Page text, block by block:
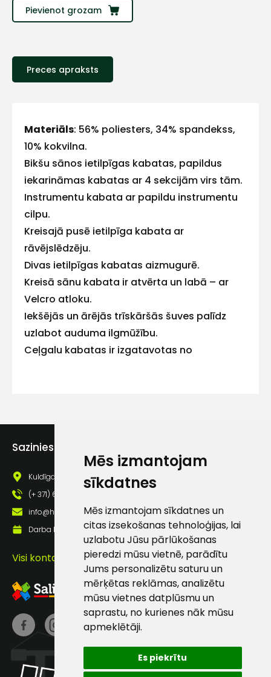
Mēs izmantojam
sīkdatnes
Mēs izmantojam sīkdatnes un
citas izsekošanas tehnoloģijas, lai
uzlabotu Jūsu pārlūkošanas
pieredzi mūsu vietnē, parādītu
Jums personalizētu saturu un
mērķētas reklāmas, analizētu
mūsu vietnes datplūsmu un
saprastu, no kurienes nāk mūsu
apmeklētāji.
Es piekrītu
Pievienot grozam
Preces apraksts
Materiāls: 56% poliesters, 34% spandekss,
10% kokvilna.
Bikšu sānos ietilpīgas kabatas, papildus
iekarināmas kabatas ar 4 sekcijām virs tām.
Instrumentu kabata ar papildu instrumentu
cilpu.
Kreisajā pusē ietilpīga kabata ar
rāvējslēdzēju.
Divas ietilpīgas kabatas aizmugurē.
Kreisā sānu kabata ir atvērta un labā – ar
Velcro atloku.
Iekšējās un ārējās trīskāršās šuves palīdz
uzlabot auduma ilgmūžību.
Ceļgalu kabatas ir izgatavotas no
EN ISO 20471 2. klase
Sazinies ar mums
Kuldīgas iela 69a, Saldus, Saldus nov., LV - 3801
(+ 371) 63 881 186
info@hards.lv
Darba laiks: Darbadienās: 8:00 - 17:00
Visi kontakti
Ziņojums
Sūtīt ziņojumu
Klientu
atbalsts
Darbdienās:
8:00 – 17:00
(+371) 63 881
info@hards.lv